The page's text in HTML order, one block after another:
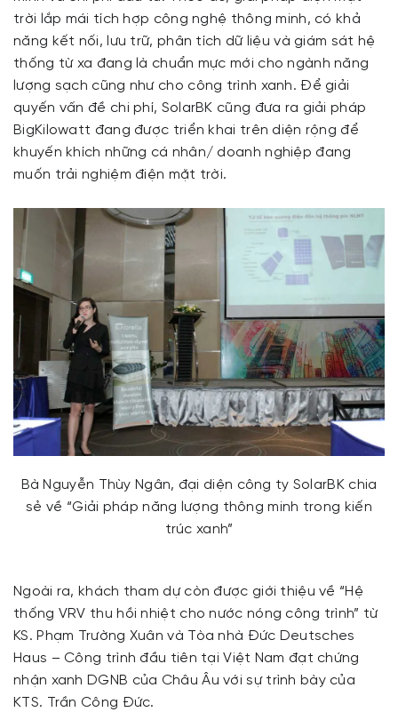
trời lắp mái tích hợp công nghệ thông minh, có khả
năng kết nối, lưu trữ, phân tích dữ liệu và giám sát hệ
thống từ xa đang là chuẩn mực mới cho ngành năng
lượng sạch cũng như cho công trình xanh. Để giải
quyến vấn đề chi phí, SolarBK cũng đưa ra giải pháp
BigKilowatt đang được triển khai trên diện rộng để
khuyến khích những cá nhân/ doanh nghiệp đang
muốn trải nghiệm điện mặt trời.
Bà Nguyễn Thùy Ngân, đại diện công ty SolarBK chia
sẻ về “Giải pháp năng lượng thông minh trong kiến
trúc xanh”
Ngoài ra, khách tham dự còn được giới thiệu về “Hệ
thống VRV thu hồi nhiệt cho nước nóng công trình” từ
KS. Phạm Trường Xuân và Tòa nhà Đức Deutsches
Haus – Công trình đầu tiên tại Việt Nam đạt chứng
nhận xanh DGNB của Châu Âu với sự trình bày của
KTS. Trần Công Đức.